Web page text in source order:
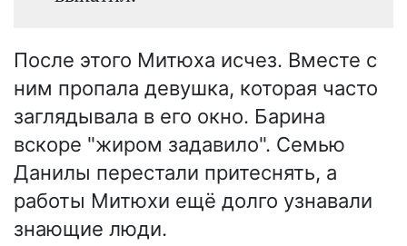
После этого Митюха исчез. Вместе с
ним пропала девушка, которая часто
заглядывала в его окно. Барина
вскоре "жиром задавило". Семью
Данилы перестали притеснять, а
работы Митюхи ещё долго узнавали
знающие люди.